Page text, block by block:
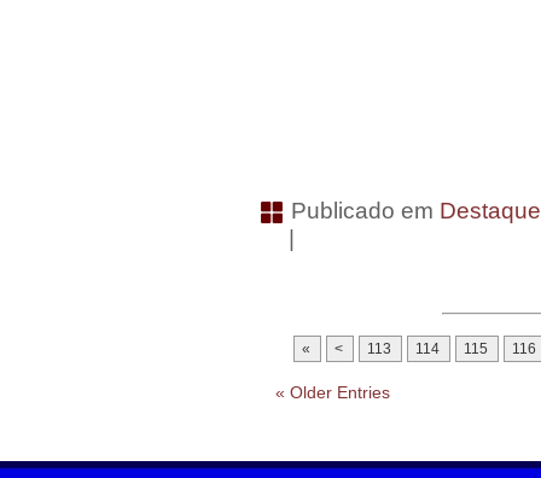
Publicado em
|
« < 113 114 115 116
« Older Entries